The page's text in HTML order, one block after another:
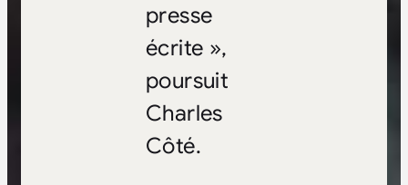
presse
écrite »,
poursuit
Charles
Côté.